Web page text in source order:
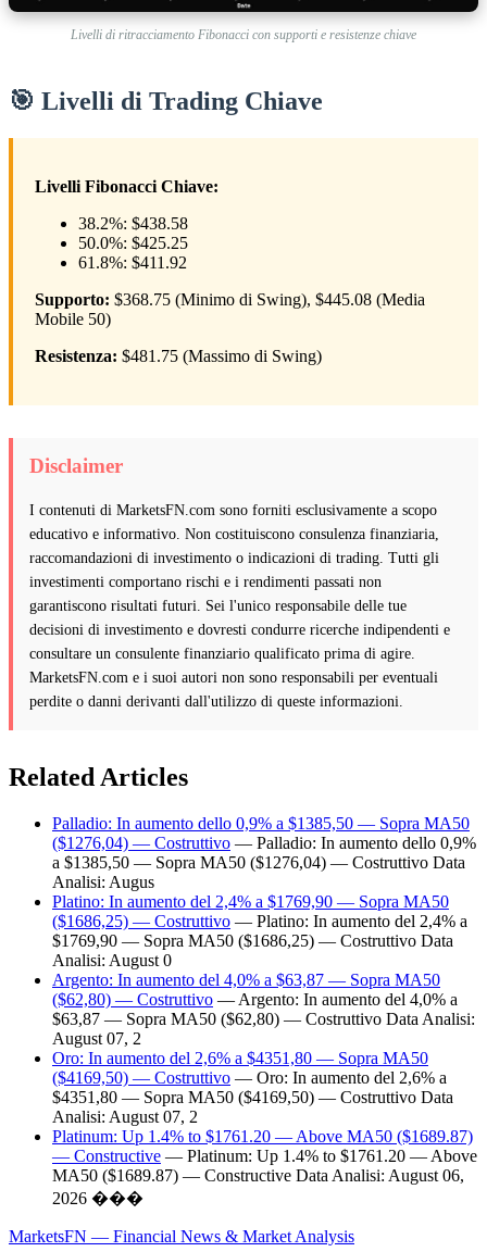
Livelli di ritracciamento Fibonacci con supporti e resistenze chiave
🎯 Livelli di Trading Chiave
Livelli Fibonacci Chiave:
38.2%: $438.58
50.0%: $425.25
61.8%: $411.92
Supporto: $368.75 (Minimo di Swing), $445.08 (Media
Mobile 50)
Resistenza: $481.75 (Massimo di Swing)
Disclaimer
I contenuti di MarketsFN.com sono forniti esclusivamente a scopo
educativo e informativo. Non costituiscono consulenza finanziaria,
raccomandazioni di investimento o indicazioni di trading. Tutti gli
investimenti comportano rischi e i rendimenti passati non
garantiscono risultati futuri. Sei l'unico responsabile delle tue
decisioni di investimento e dovresti condurre ricerche indipendenti e
consultare un consulente finanziario qualificato prima di agire.
MarketsFN.com e i suoi autori non sono responsabili per eventuali
perdite o danni derivanti dall'utilizzo di queste informazioni.
Related Articles
Palladio: In aumento dello 0,9% a $1385,50 — Sopra MA50
($1276,04) — Costruttivo — Palladio: In aumento dello 0,9%
a $1385,50 — Sopra MA50 ($1276,04) — Costruttivo Data
Analisi: Augus
Platino: In aumento del 2,4% a $1769,90 — Sopra MA50
($1686,25) — Costruttivo — Platino: In aumento del 2,4% a
$1769,90 — Sopra MA50 ($1686,25) — Costruttivo Data
Analisi: August 0
Argento: In aumento del 4,0% a $63,87 — Sopra MA50
($62,80) — Costruttivo — Argento: In aumento del 4,0% a
$63,87 — Sopra MA50 ($62,80) — Costruttivo Data Analisi:
August 07, 2
Oro: In aumento del 2,6% a $4351,80 — Sopra MA50
($4169,50) — Costruttivo — Oro: In aumento del 2,6% a
$4351,80 — Sopra MA50 ($4169,50) — Costruttivo Data
Analisi: August 07, 2
Platinum: Up 1.4% to $1761.20 — Above MA50 ($1689.87)
— Constructive — Platinum: Up 1.4% to $1761.20 — Above
MA50 ($1689.87) — Constructive Data Analisi: August 06,
2026 ���
MarketsFN — Financial News & Market Analysis